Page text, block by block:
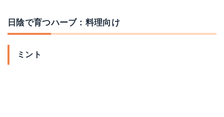
日陰で育つハーブ：料理向け
ミント